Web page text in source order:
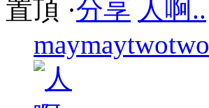
置頂 ·分享 人啊..
maymaytwotwo